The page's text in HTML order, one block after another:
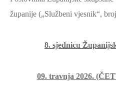
županije („Službeni vjesnik“,
8. sjednicu
09. travnja 2026.